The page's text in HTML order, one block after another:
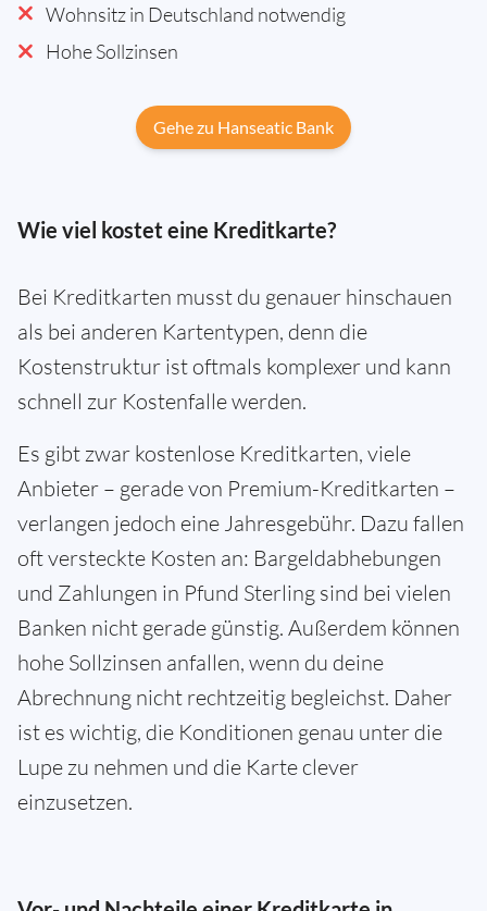
Wohnsitz in Deutschland notwendig
Hohe Sollzinsen
Gehe zu Hanseatic Bank
Wie viel kostet eine Kreditkarte?
Bei Kreditkarten musst du genauer hinschauen
als bei anderen Kartentypen, denn die
Kostenstruktur ist oftmals komplexer und kann
schnell zur Kostenfalle werden.
Es gibt zwar kostenlose Kreditkarten, viele
Anbieter – gerade von Premium-Kreditkarten –
verlangen jedoch eine Jahresgebühr. Dazu fallen
oft versteckte Kosten an: Bargeldabhebungen
und Zahlungen in Pfund Sterling sind bei vielen
Banken nicht gerade günstig. Außerdem können
hohe Sollzinsen anfallen, wenn du deine
Abrechnung nicht rechtzeitig begleichst. Daher
ist es wichtig, die Konditionen genau unter die
Lupe zu nehmen und die Karte clever
einzusetzen.